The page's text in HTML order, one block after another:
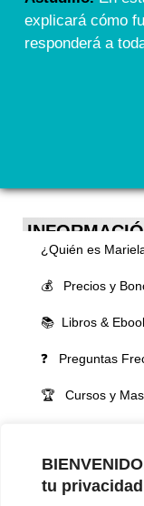
tu privacidad
explicará cómo
responderá a
¿Quién es
💰 Precios y
📚 Libros &
❓ Preguntas
🏆 Cursos y
▪️ Feminización
▪️